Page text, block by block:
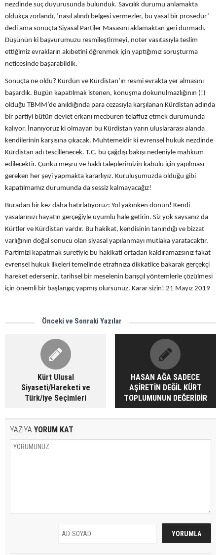
nezdinde suç duyurusunda bulunduk. Savcılık durumu anlamakta
oldukça zorlandı, ‘nasıl alındı belgesi vermezler, bu yasal bir prosedür’
dedi ama sonuçta Siyasal Partiler Masasını aklamaktan geri durmadı.
Düşünün ki başvurumuzu resmileştirmeyi, noter vasıtasıyla teslim
ettiğimiz evrakların akıbetini öğrenmek için yaptığımız soruşturma
neticesinde başarabildik.
Sonuçta ne oldu? Kürdün ve Kürdistan’ın resmi evrakta yer almasını
başardık. Bugün kapatılmak istenen, konuşma dokunulmazlığının (!)
olduğu TBMM’de anıldığında para cezasıyla karşılanan Kürdistan adında
bir partiyi bütün devlet erkanı mecburen telaffuz etmek durumunda
kalıyor. İnanıyoruz ki olmayan bu Kürdistan yarın uluslararası alanda
kendilerinin karşısına çıkacak. Muhtemeldir ki evrensel hukuk nezdinde
Kürdistan adı tescillenecek. T.C. bu çağdışı bakışı nedeniyle mahkum
edilecektir. Çünkü meşru ve haklı taleplerimizin kabulü için yapılması
gereken her şeyi yapmakta kararlıyız. Kuruluşumuzda olduğu gibi
kapatılmamız durumunda da sessiz kalmayacağız!
Buradan bir kez daha hatırlatıyoruz: Yol yakınken dönün! Kendi
yasalarınızı hayatın gerçeğiyle uyumlu hale getirin. Siz yok saysanız da
Kürtler ve Kürdistan vardır. Bu hakikat, kendisinin tanındığı ve bizzat
varlığının doğal sonucu olan siyasal yapılanmayı mutlaka yaratacaktır.
Partimizi kapatmak suretiyle bu hakikati ortadan kaldıramazsınız fakat
evrensel hukuk ilkeleri temelinde etrafınıza dikkatlice bakarak gerçekçi
hareket ederseniz, tarihsel bir meselenin barışçıl yöntemlerle çözülmesi
için önemli bir başlangıç yapmış olursunuz. Karar sizin! 21 Mayız 2019
Önceki ve Sonraki Yazılar
Kürt Ulusal
Siyaseti/Hareketi ve
Türk/iye Seçimleri
HASAN AĞA SADECE
AŞİRETİN DEĞİL KÜRT
TOPLUMUNUN DEĞERİDİR
YAZIYA YORUM KAT